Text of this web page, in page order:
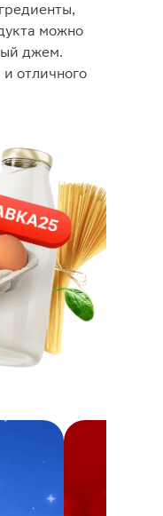
можно
джем.
отличного